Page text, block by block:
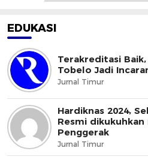
EDUKASI
Terakreditasi
Tobelo Jadi
Jurnal Timur
Hardiknas 2024,
Resmi
Penggerak
Jurnal Timur